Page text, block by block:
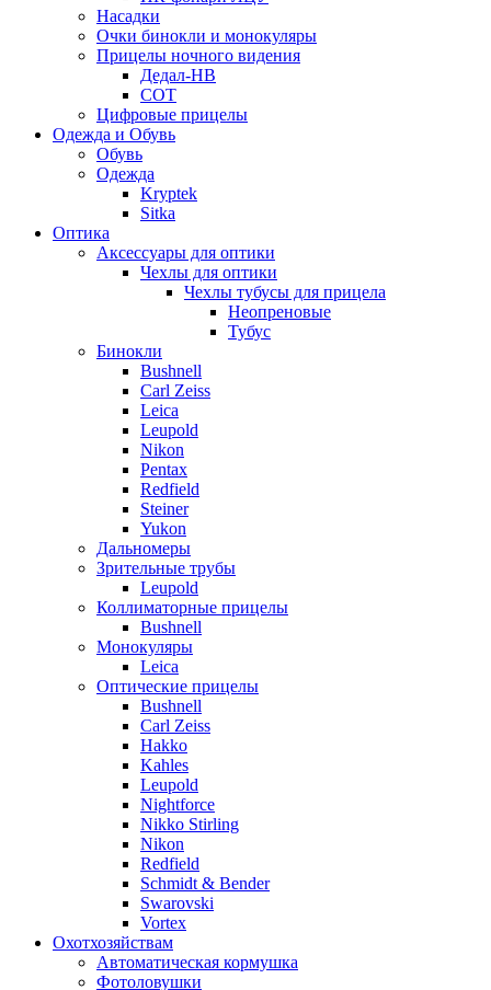
Насадки
Очки бинокли и монокуляры
Прицелы ночного видения
Дедал-НВ
СОТ
Цифровые прицелы
Одежда и Обувь
Обувь
Одежда
Kryptek
Sitka
Оптика
Аксессуары для оптики
Чехлы для оптики
Чехлы тубусы для прицела
Неопреновые
Тубус
Бинокли
Bushnell
Carl Zeiss
Leica
Leupold
Nikon
Pentax
Redfield
Steiner
Yukon
Дальномеры
Зрительные трубы
Leupold
Коллиматорные прицелы
Bushnell
Монокуляры
Leica
Оптические прицелы
Bushnell
Carl Zeiss
Hakko
Kahles
Leupold
Nightforce
Nikko Stirling
Nikon
Redfield
Schmidt & Bender
Swarovski
Vortex
Охотхозяйствам
Автоматическая кормушка
Фотоловушки